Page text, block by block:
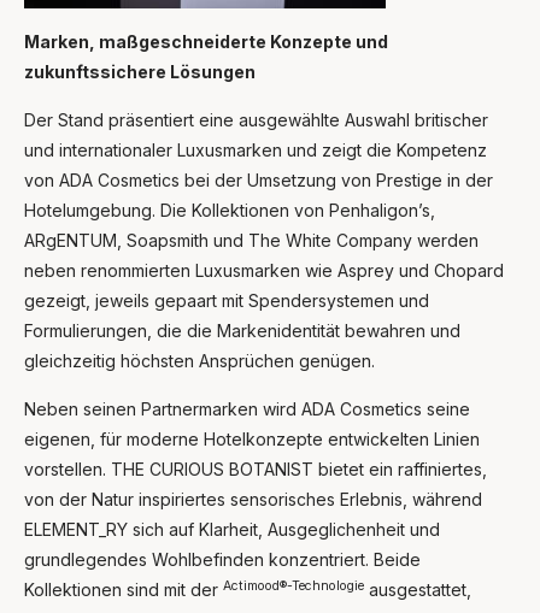
Marken, maßgeschneiderte Konzepte und
zukunftssichere Lösungen
Der Stand präsentiert eine ausgewählte Auswahl britischer
und internationaler Luxusmarken und zeigt die Kompetenz
von ADA Cosmetics bei der Umsetzung von Prestige in der
Hotelumgebung. Die Kollektionen von Penhaligon’s,
ARgENTUM, Soapsmith und The White Company werden
neben renommierten Luxusmarken wie Asprey und Chopard
gezeigt, jeweils gepaart mit Spendersystemen und
Formulierungen, die die Markenidentität bewahren und
gleichzeitig höchsten Ansprüchen genügen.
Neben seinen Partnermarken wird ADA Cosmetics seine
eigenen, für moderne Hotelkonzepte entwickelten Linien
vorstellen. THE CURIOUS BOTANIST bietet ein raffiniertes,
von der Natur inspiriertes sensorisches Erlebnis, während
ELEMENT_RY sich auf Klarheit, Ausgeglichenheit und
grundlegendes Wohlbefinden konzentriert. Beide
Kollektionen sind mit der Actimood®-Technologie ausgestattet,